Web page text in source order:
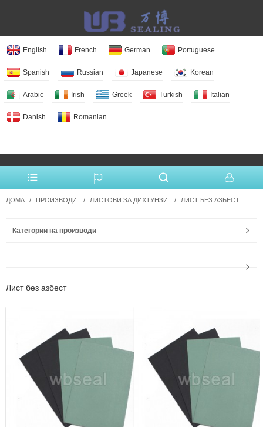
English French German Portuguese
Spanish Russian Japanese Korean
Arabic Irish Greek Turkish Italian
Danish Romanian
ДОМА ПРОИЗВОДИ ЛИСТОВИ ЗА ДИХТУНЗИ ЛИСТ БЕЗ АЗБЕСТ
Категории на производи
Лист без азбест